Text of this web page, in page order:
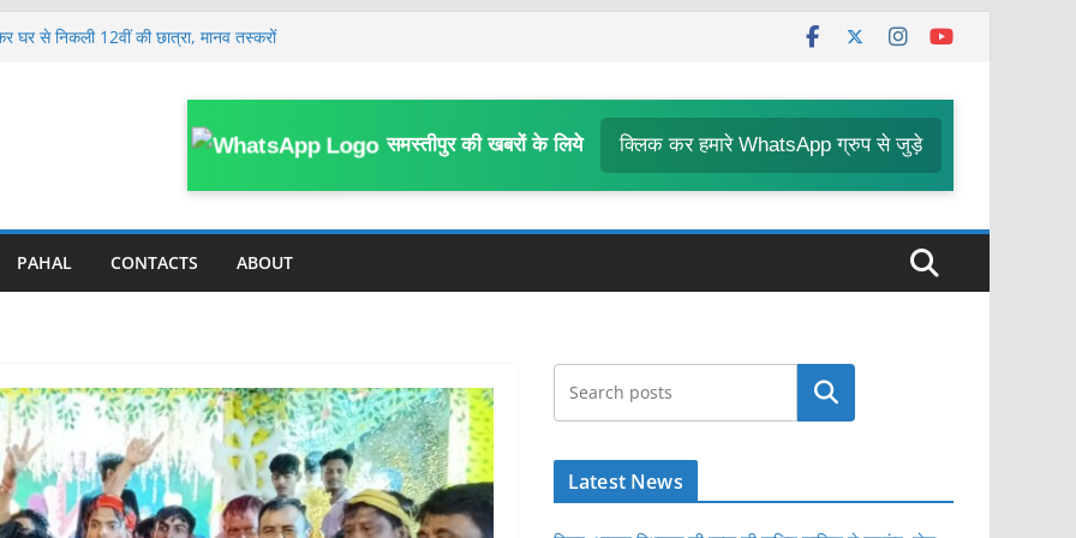
घर से निकली 12वीं की छात्रा, मानव तस्करों
वाहन, ड्राइवर की मौत, दारोगा समेत 3
समस्तीपुर की खबरों के लिये क्लिक कर हमारे WhatsApp ग्रुप से जुड़े
PAHAL CONTACTS ABOUT
खोजें
Latest News